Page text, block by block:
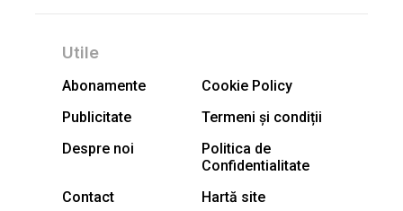
Utile
Abonamente
Cookie Policy
Publicitate
Termeni și condiții
Despre noi
Politica de
Confidentialitate
Contact
Hartă site